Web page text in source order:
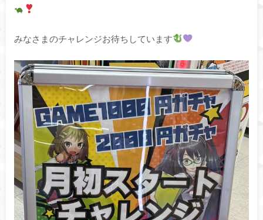
みなさまのチャレンジお待ちしています‪